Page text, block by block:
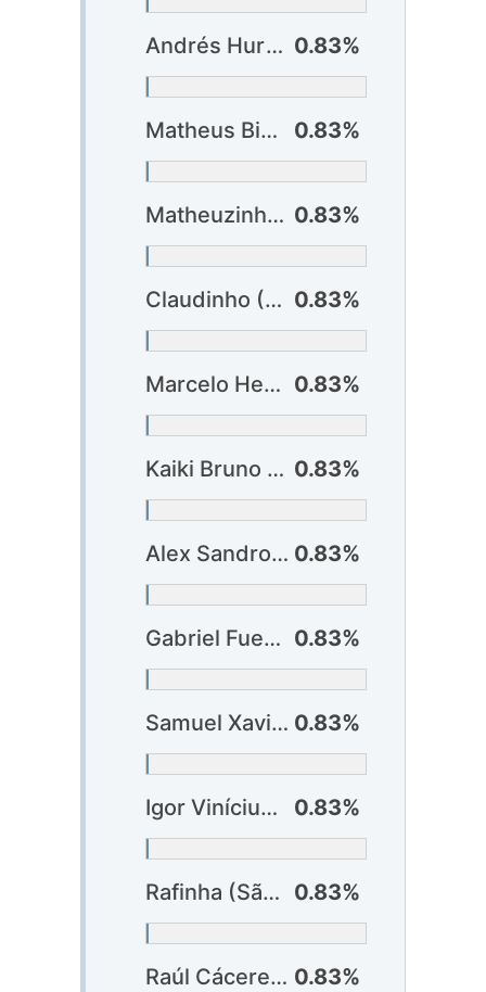
Andrés Hurtado (Bragantino) 0.83%
Matheus Bidu (Corinthians) 0.83%
Matheuzinho (Corinthians) 0.83%
Claudinho (Criciúma) ? 0.83%
Marcelo Hermes (Criciúma) 0.83%
Kaiki Bruno (Cruzeiro) 0.83%
Alex Sandro (Flamengo) 0.83%
Gabriel Fuentes (Fluminense) ? 0.83%
Samuel Xavier (Fluminense) 0.83%
Igor Vinícius (São Paulo) 0.83%
Rafinha (São Paulo) 0.83%
Raúl Cáceres (Vitória) 0.83%